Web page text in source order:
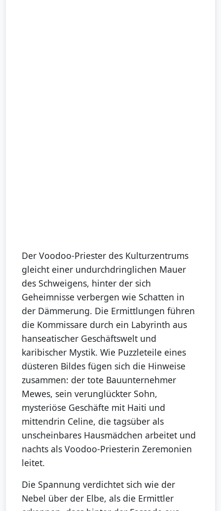
Der Voodoo-Priester des Kulturzentrums
gleicht einer undurchdringlichen Mauer
des Schweigens, hinter der sich
Geheimnisse verbergen wie Schatten in
der Dämmerung. Die Ermittlungen führen
die Kommissare durch ein Labyrinth aus
hanseatischer Geschäftswelt und
karibischer Mystik. Wie Puzzleteile eines
düsteren Bildes fügen sich die Hinweise
zusammen: der tote Bauunternehmer
Mewes, sein verunglückter Sohn,
mysteriöse Geschäfte mit Haiti und
mittendrin Celine, die tagsüber als
unscheinbares Hausmädchen arbeitet und
nachts als Voodoo-Priesterin Zeremonien
leitet.
Die Spannung verdichtet sich wie der
Nebel über der Elbe, als die Ermittler